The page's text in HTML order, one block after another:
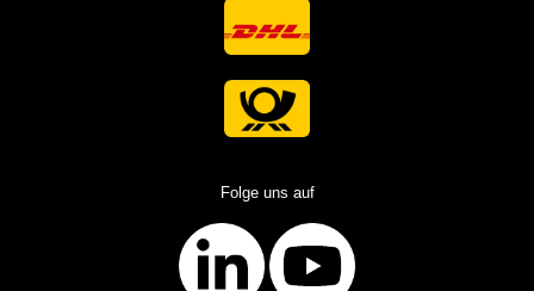
Folge uns auf